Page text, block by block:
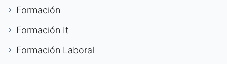
Formación
Formación It
Formación Laboral